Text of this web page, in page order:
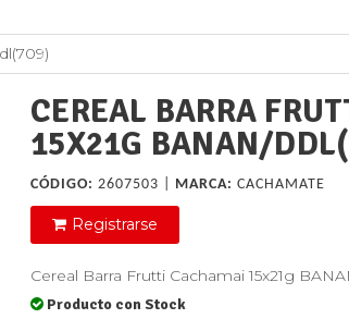
CEREAL BARRA
15X21G BANAN/
CÓDIGO: 2607503 | MARCA: CACHAMATE
Registrarse
Cereal Barra Frutti Cachamai 15x21g
Producto con Stock